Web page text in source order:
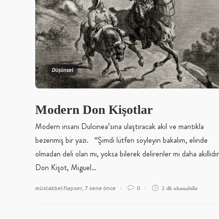
Düşünsel
Modern Don Kişotlar
Modern insanı Dulcinea’sına ulaştıracak akıl ve mantıkla
bezenmiş bir yazı. “Şimdi lütfen söyleyin bakalım, elinde
olmadan deli olan mı, yoksa bilerek delirenler mi daha
Don Kişot, Miguel…
müstakbel flapser, 7 sene önce 0 2 dk okunabilir